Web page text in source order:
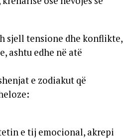
sjell tensione dhe konflikte,
ashtu edhe në atë
e zodiakut që
e tij emocional, akrepi